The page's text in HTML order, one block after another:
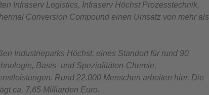
Infraserv Logistics, Infraserv Höchst Prozesstechnik,
Conversion Compound einen Umsatz von mehr als
Industrieparks Höchst, eines Standort für rund 90
Basis- und Spezialitäten-Chemie,
Rund 22.000 Menschen arbeiten hier. Die
ca. 7,65 Milliarden Euro.